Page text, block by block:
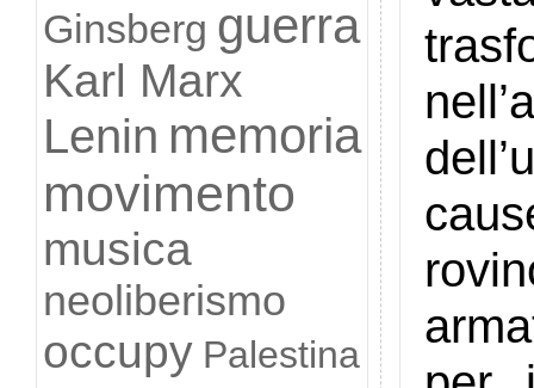
Ginsberg guerra
Karl Marx
Lenin memoria
movimento
musica
neoliberismo
occupy Palestina